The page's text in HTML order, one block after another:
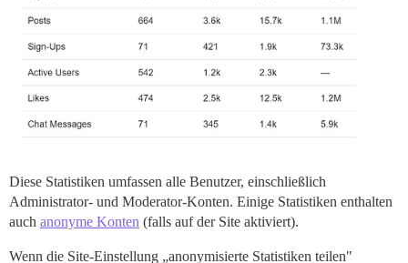
Diese Statistiken umfassen alle Benutzer, einschließlich
Administrator- und Moderator-Konten. Einige Statistiken enthalten
auch anonyme Konten (falls auf der Site aktiviert).
Wenn die Site-Einstellung „anonymisierte Statistiken teilen"